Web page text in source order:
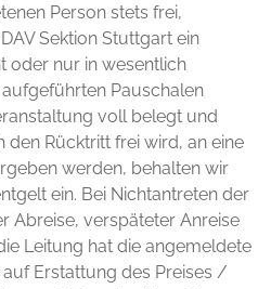
Person stets frei,
Sektion Stuttgart ein
oder nur in wesentlich
Pauschalen
voll belegt und
den Rücktritt frei wird, an eine
werden, behalten wir
ein. Bei Nichtantreten der
Abreise, verspäteter Anreise
Leitung hat die angemeldete
Erstattung des Preises /